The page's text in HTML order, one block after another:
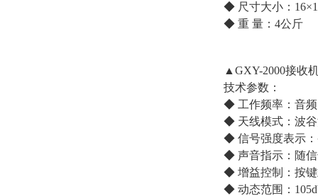
◆ 尺寸大小：
◆ 重 量：4公斤
▲GXY-2000接收
技术参数：
◆ 工作频率：音频
◆ 天线模式：波
◆ 信号强度表示：
◆ 声音指示：随
◆ 增益控制：按
◆ 动态范围：